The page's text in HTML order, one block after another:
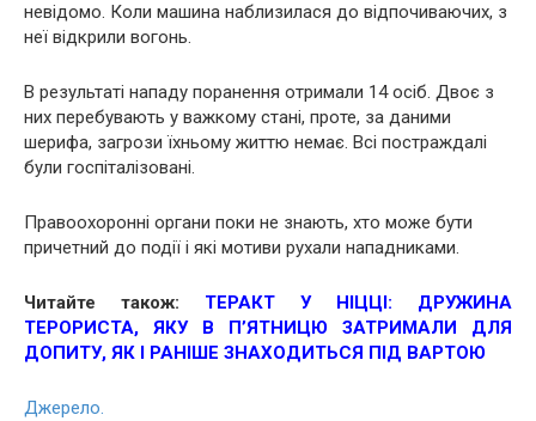
невідомо. Коли машина наблизилася до відпочиваючих, з
неї відкрили вогонь.
В результаті нападу поранення отримали 14 осіб. Двоє з
них перебувають у важкому стані, проте, за даними
шерифа, загрози їхньому життю немає. Всі постраждалі
були госпіталізовані.
Правоохоронні органи поки не знають, хто може бути
причетний до події і які мотиви рухали нападниками.
Читайте також: ТЕРАКТ У НІЦЦІ: ДРУЖИНА
ТЕРОРИСТА, ЯКУ В П’ЯТНИЦЮ ЗАТРИМАЛИ ДЛЯ
ДОПИТУ, ЯК І РАНІШЕ ЗНАХОДИТЬСЯ ПІД ВАРТОЮ
Джерело.